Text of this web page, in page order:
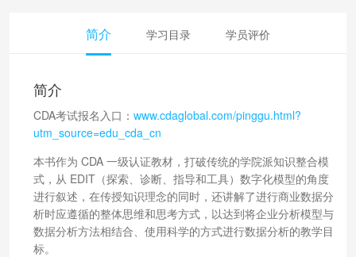
简介 学习目录 学员评价
简介
CDA考试报名入口： www.cdaglobal.com/pinggu.html?
utm_source=edu_cda_cn
本书作为 CDA 一级认证教材，打破传统的学院派知识整合模
式，从 EDIT（探索、诊断、指导和工具）数字化模型的角度
进行叙述，在传授知识理念的同时，还讲解了进行商业数据分
析时应遵循的整体思维和思考方式，以达到将企业分析模型与
数据分析方法相结合、使用科学的方式进行数据分析的教学目
标。